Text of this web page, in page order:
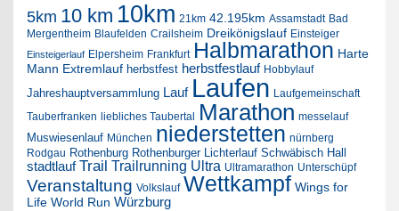
5km 10 km 10km 21km 42.195km Assamstadt Bad
Mergentheim Blaufelden Crailsheim Dreikönigslauf Einsteiger
Einsteigerlauf Elpersheim Frankfurt Halbmarathon Harte
Mann Extremlauf herbstfest herbstfestlauf Hobbylauf
Jahreshauptversammlung Lauf Laufen
Laufgemeinschaft
Tauberfranken
liebliches Taubertal Marathon messelauf
Muswiesenlauf München niederstetten nürnberg
Rodgau Rothenburg Rothenburger Lichterlauf Schwäbisch Hall
stadtlauf Trail Trailrunning Ultra Ultramarathon Unterschüpf
Veranstaltung Volkslauf Wettkampf Wings for
Life World Run Würzburg